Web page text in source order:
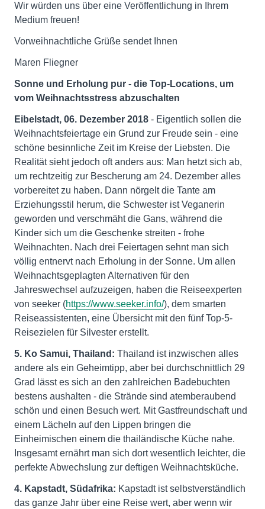
Wir würden uns über eine Veröffentlichung in Ihrem
Medium freuen!
Vorweihnachtliche Grüße sendet Ihnen
Maren Fliegner
Sonne und Erholung pur - die Top-Locations, um
vom Weihnachtsstress abzuschalten
Eibelstadt, 06. Dezember 2018 - Eigentlich sollen die
Weihnachtsfeiertage ein Grund zur Freude sein - eine
schöne besinnliche Zeit im Kreise der Liebsten. Die
Realität sieht jedoch oft anders aus: Man hetzt sich ab,
um rechtzeitig zur Bescherung am 24. Dezember alles
vorbereitet zu haben. Dann nörgelt die Tante am
Erziehungsstil herum, die Schwester ist Veganerin
geworden und verschmäht die Gans, während die
Kinder sich um die Geschenke streiten - frohe
Weihnachten. Nach drei Feiertagen sehnt man sich
völlig entnervt nach Erholung in der Sonne. Um allen
Weihnachtsgeplagten Alternativen für den
Jahreswechsel aufzuzeigen, haben die Reiseexperten
von seeker (https://www.seeker.info/), dem smarten
Reiseassistenten, eine Übersicht mit den fünf Top-5-
Reisezielen für Silvester erstellt.
5. Ko Samui, Thailand: Thailand ist inzwischen alles
andere als ein Geheimtipp, aber bei durchschnittlich 29
Grad lässt es sich an den zahlreichen Badebuchten
bestens aushalten - die Strände sind atemberaubend
schön und einen Besuch wert. Mit Gastfreundschaft und
einem Lächeln auf den Lippen bringen die
Einheimischen einem die thailändische Küche nahe.
Insgesamt ernährt man sich dort wesentlich leichter, die
perfekte Abwechslung zur deftigen Weihnachtsküche.
4. Kapstadt, Südafrika: Kapstadt ist selbstverständlich
das ganze Jahr über eine Reise wert, aber wenn wir